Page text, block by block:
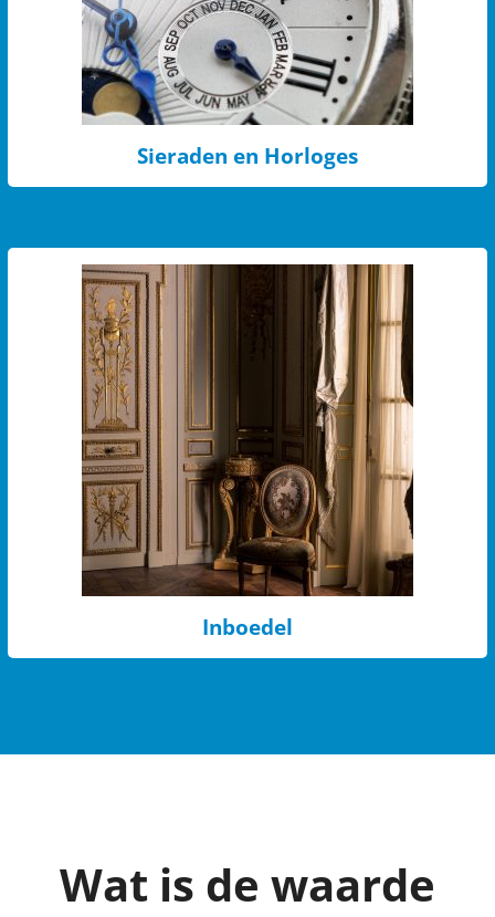
Sieraden en Horloges
Inboedel
Wat is de waarde